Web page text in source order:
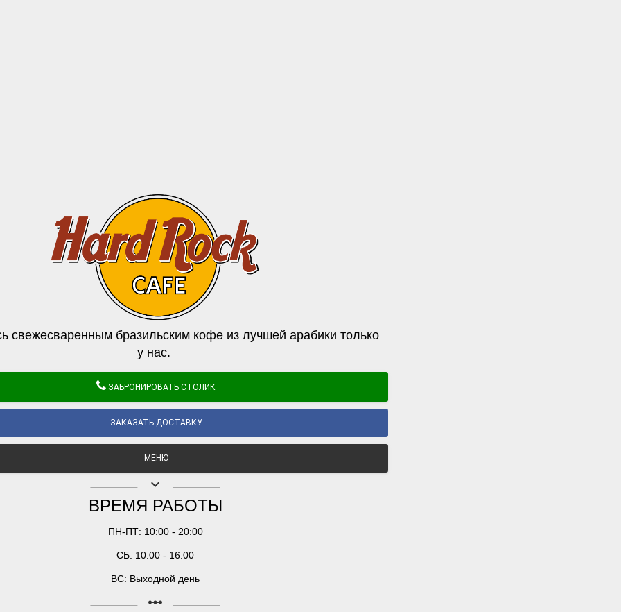
свежесваренным бразильским кофе из лучшей арабики только
у нас.
ЗАБРОНИРОВАТЬ СТОЛИК
ЗАКАЗАТЬ ДОСТАВКУ
МЕНЮ
keyboard_arrow_down
ВРЕМЯ РАБОТЫ
ПН-ПТ: 10:00 - 20:00
СБ: 10:00 - 16:00
ВС: Выходной день
linear_scale